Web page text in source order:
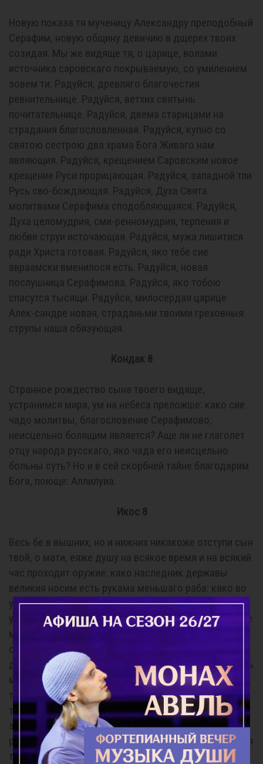
Новую показа тя мученицу Александру преподобный
Серафим, новую общину девичию в дщерех твоих
созидая. Мы же видяще тя, о царице, волами
источника саровскаго покрываемую, со умилением
зовем ти: Радуйся, древляго благочестия
ревнительнице. Радуйся, ветхих святынь
почитательнице. Радуйся, двема старицами на
страдания благословленная. Радуйся, купно со
святою сестрою два храма Бога Живаго нам
являющия. Радуйся, крещением Саровским новое
крещение Руси прорицающая. Радуйся, западной тли
Русь сво-бождающая. Радуйся, Духа Свята
молитвами Серафима сподобляющаяся. Радуйся,
Духа целомудрия, сми-ренномудрия, терпения и
любве струи источающая. Радуйся, мужа лишитися
ради Христа готовая. Радуйся, яко тебе сие
авраамски вменилося есть. Радуйся, новая
послушница Серафимова. Радуйся, яко тобою
спасутся тысящи. Радуйся, милосердая царице
Алек-сандре новая, страданьми твоими греховныя
струпы наша обязующая.
Кондак 8
Странное рождество сына твоего видяще,
устранимся мира, ум на небеса преложше: како сие
чадо молитвы, благословение Серафимово,
неисцельно болящим является? Аще ли не глаголет
отцу народа русскаго, яко чада его неисцельно
больны суть? Но и в сей скорбней тайне благодарим
Бога, поюще: Аллилуиа.
Икос 8
Весь бе в вышних, но и нижних никакоже отступи сын
твой, о мати, еяже душу на всякое время и на всякий
час проходит оружие: како наследник державы
великия носим есть рукама меньшаго раба: како во
участии народнем повсечасно нужду имел есть:
указуя, яко не может без народа царь, указуя, яко не
может без царя народ, ты же, утешающи народ
сыном твоим, слышиши от всех сице: Радуйся, яко
держай на руку твоею покоился есть. Радуйся, днесь
молящи его простити наши грехи. Радуйся, яко сын
твой воистину глава народу своему. Радуйся, яко
телесем от главы своея неотъемлемым народ сей
зрится. Радуйся, яко сын твой присно питаем пищею
ратников простых. Радуйся, яко народ твой спасется
токмо причастием страданий сына твоего. Радуйся,